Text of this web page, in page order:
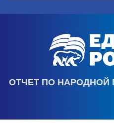
ОТЧЕТ ПО НАРОДНОЙ